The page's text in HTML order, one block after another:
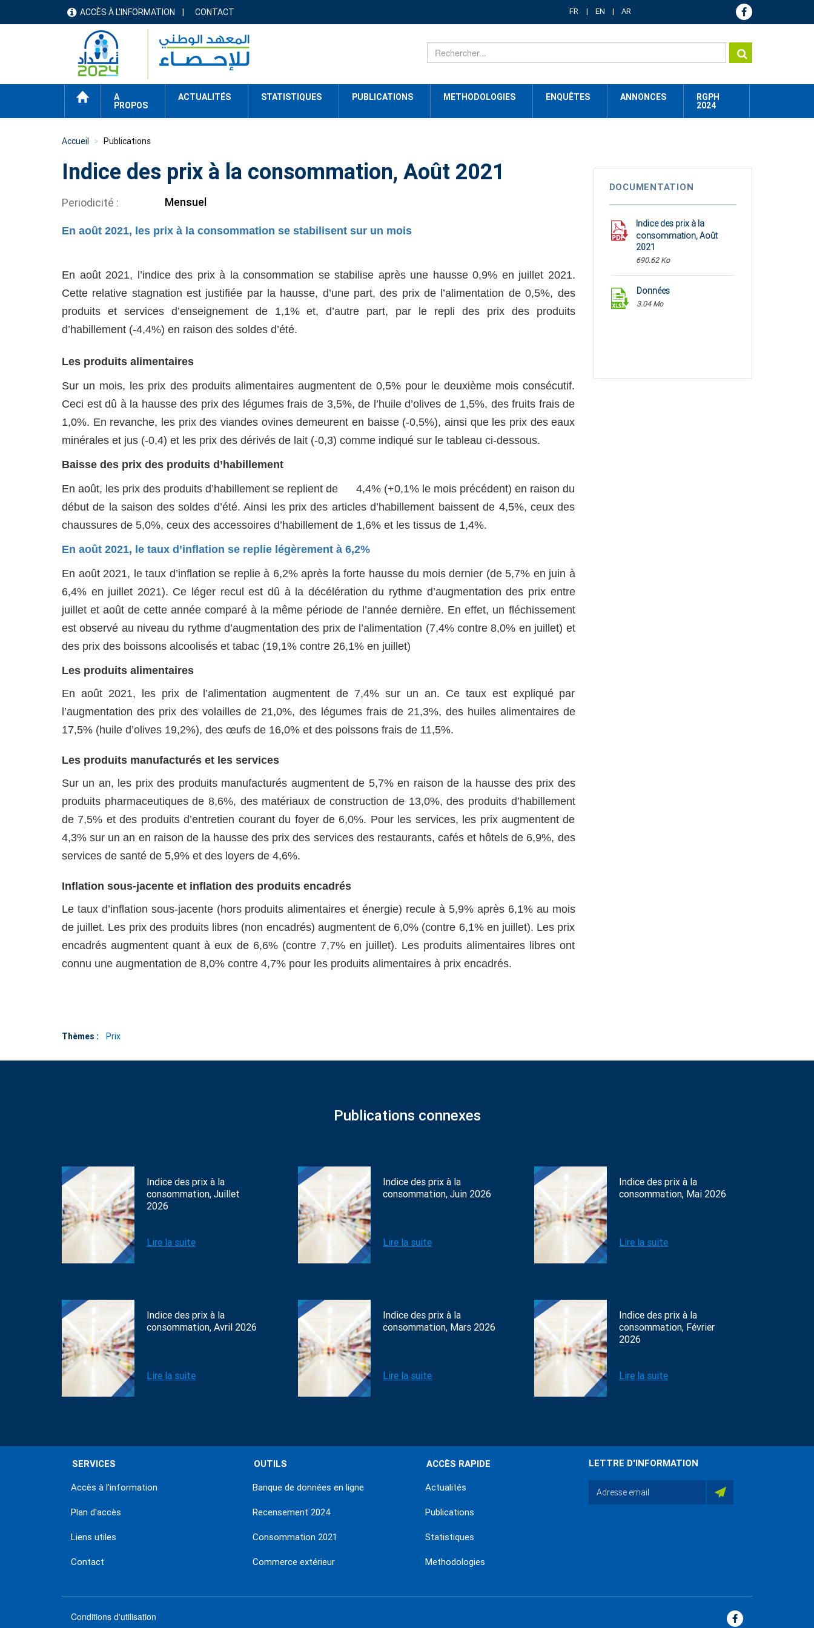
menu
header
ACCÈS À L'INFORMATION CONTACT FR EN AR
ACCUEIL
A
PROPOS
ACTUALITÉS STATISTIQUES PUBLICATIONS METHODOLOGIES ENQUÊTES ANNONCES
RGPH
2024
Accueil Publications
Indice des prix à la consommation, Août 2021
Periodicité Mensuel
En août 2021, les prix à la consommation se stabilisent sur un mois
En août 2021, l’indice des prix à la consommation se stabilise après une hausse 0,9% en juillet 2021.
Cette relative stagnation est justifiée par la hausse, d’une part, des prix de l’alimentation de 0,5%, des
produits et services d’enseignement de 1,1% et, d’autre part, par le repli des prix des produits
d’habillement (-4,4%) en raison des soldes d’été.
Les produits alimentaires
Sur un mois, les prix des produits alimentaires augmentent de 0,5% pour le deuxième mois consécutif.
Ceci est dû à la hausse des prix des légumes frais de 3,5%, de l’huile d’olives de 1,5%, des fruits frais de
1,0%. En revanche, les prix des viandes ovines demeurent en baisse (-0,5%), ainsi que les prix des eaux
minérales et jus (-0,4) et les prix des dérivés de lait (-0,3) comme indiqué sur le tableau ci-dessous.
Baisse des prix des produits d’habillement
En août, les prix des produits d’habillement se replient de 4,4% (+0,1% le mois précédent) en raison du
début de la saison des soldes d’été. Ainsi les prix des articles d’habillement baissent de 4,5%, ceux des
chaussures de 5,0%, ceux des accessoires d’habillement de 1,6% et les tissus de 1,4%.
En août 2021, le taux d’inflation se replie légèrement à 6,2%
En août 2021, le taux d’inflation se replie à 6,2% après la forte hausse du mois dernier (de 5,7% en juin à
6,4% en juillet 2021). Ce léger recul est dû à la décélération du rythme d’augmentation des prix entre
juillet et août de cette année comparé à la même période de l’année dernière. En effet, un fléchissement
est observé au niveau du rythme d’augmentation des prix de l’alimentation (7,4% contre 8,0% en juillet) et
des prix des boissons alcoolisés et tabac (19,1% contre 26,1% en juillet)
Les produits alimentaires
En août 2021, les prix de l’alimentation augmentent de 7,4% sur un an. Ce taux est expliqué par
l’augmentation des prix des volailles de 21,0%, des légumes frais de 21,3%, des huiles alimentaires de
17,5% (huile d’olives 19,2%), des œufs de 16,0% et des poissons frais de 11,5%.
Les produits manufacturés et les services
Sur un an, les prix des produits manufacturés augmentent de 5,7% en raison de la hausse des prix des
produits pharmaceutiques de 8,6%, des matériaux de construction de 13,0%, des produits d’habillement
de 7,5% et des produits d’entretien courant du foyer de 6,0%. Pour les services, les prix augmentent de
4,3% sur un an en raison de la hausse des prix des services des restaurants, cafés et hôtels de 6,9%, des
services de santé de 5,9% et des loyers de 4,6%.
Inflation sous-jacente et inflation des produits encadrés
Le taux d’inflation sous-jacente (hors produits alimentaires et énergie) recule à 5,9% après 6,1% au mois
de juillet. Les prix des produits libres (non encadrés) augmentent de 6,0% (contre 6,1% en juillet). Les prix
encadrés augmentent quant à eux de 6,6% (contre 7,7% en juillet). Les produits alimentaires libres ont
connu une augmentation de 8,0% contre 4,7% pour les produits alimentaires à prix encadrés.
Thèmes : Prix
DOCUMENTATION
Indice des prix à la
consommation, Août
2021
690.62 Ko
Données
3.04 Mo
Publications connexes
Indice des prix à la
consommation, Juillet
2026
Lire la suite
Indice des prix à la
consommation, Juin 2026
Lire la suite
Indice des prix à la
consommation, Mai 2026
Lire la suite
Indice des prix à la
consommation, Avril 2026
Lire la suite
Indice des prix à la
consommation, Mars 2026
Lire la suite
Indice des prix à la
consommation, Février
2026
Lire la suite
SERVICES
Accès à l'information
Plan d'accès
Liens utiles
Contact
OUTILS
Banque de données en ligne
Recensement 2024
Consommation 2021
Commerce extérieur
ACCÈS RAPIDE
Actualités
Publications
Statistiques
Methodologies
LETTRE D'INFORMATION
Conditions d'utilisation